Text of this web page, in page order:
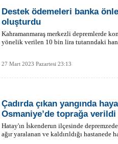
Destek ödemeleri banka
oluşturdu
Kahramanmaraş merkezli depremlerde
yönelik verilen 10 bin lira tutarındaki
27 Mart 2023 Pazartesi 23:13
Çadırda çıkan yangında
Osmaniye’de toprağa verildi
Hatay'ın İskenderun ilçesinde
ağır yaralanan ve kaldırıldığı hastanede